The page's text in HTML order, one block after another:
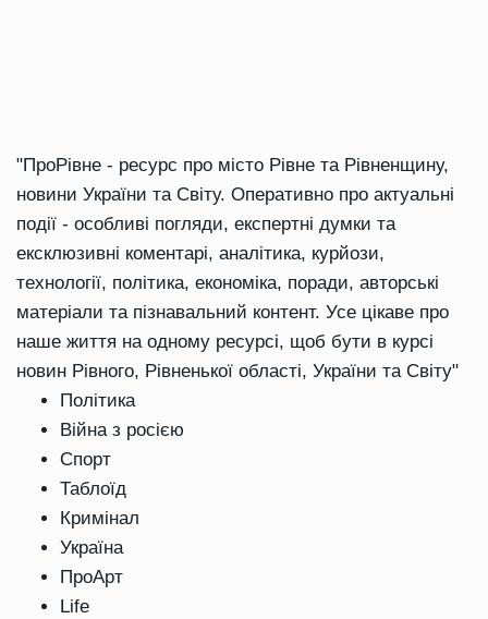
"ПроРівне - ресурс про місто Рівне та Рівненщину,
новини України та Світу. Оперативно про актуальні
події - особливі погляди, експертні думки та
ексклюзивні коментарі, аналітика, курйози,
технології, політика, економіка, поради, авторські
матеріали та пізнавальний контент. Усе цікаве про
наше життя на одному ресурсі, щоб бути в курсі
новин Рівного, Рівненької області, України та Світу"
Політика
Війна з росією
Спорт
Таблоїд
Кримінал
Україна
ПроАрт
Life